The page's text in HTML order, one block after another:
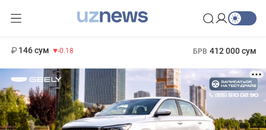
146 сум -0.18 БРВ 412 000 сум